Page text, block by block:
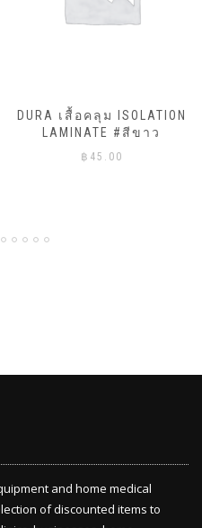
DURA เสื้อคลุม ISOLATION
LAMINATE #สีขาว
฿ 45.00
and home medical
of discounted items to